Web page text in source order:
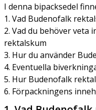
I denna bipacksedel
1. Vad Budenofalk
2. Vad du behöver veta
rektalskum
3. Hur du använder
4. Eventuella
5. Hur Budenofalk
6. Förpackningens